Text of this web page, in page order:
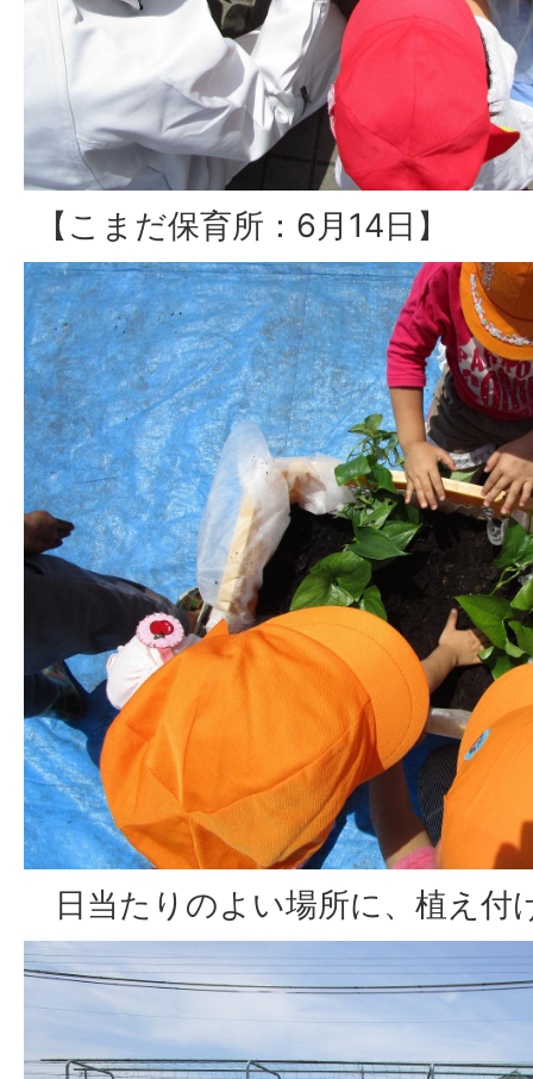
【こまだ保育所：6月14日】
日当たりのよい場所に、植え付